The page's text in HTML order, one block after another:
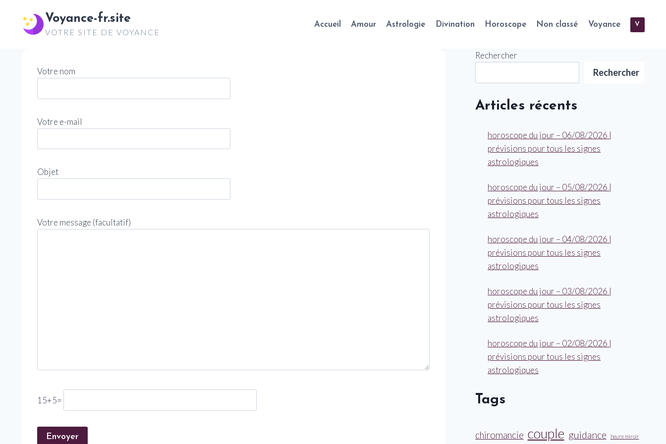
contenu
Voyance-fr.site
VOTRE SITE DE VOYANCE
Accueil Amour Astrologie Divination Horoscope Non classé Voyance V
Votre nom
Votre e-mail
Objet
Votre message (facultatif)
15+5=
Rechercher
Rechercher
Articles récents
horoscope du jour – 06/08/2026 |
prévisions pour tous les signes
astrologiques
horoscope du jour – 05/08/2026 |
prévisions pour tous les signes
astrologiques
horoscope du jour – 04/08/2026 |
prévisions pour tous les signes
astrologiques
horoscope du jour – 03/08/2026 |
prévisions pour tous les signes
astrologiques
horoscope du jour – 02/08/2026 |
prévisions pour tous les signes
astrologiques
Tags
chiromancie couple guidance heure miroir